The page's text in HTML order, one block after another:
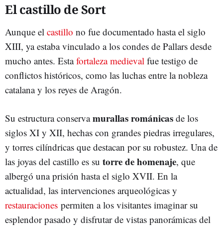
El castillo de Sort
Aunque el castillo no fue documentado hasta el siglo
XIII, ya estaba vinculado a los condes de Pallars desde
mucho antes. Estafortaleza medieval fue testigo de
conflictos históricos, como las luchas entre la nobleza
catalana y los reyes de Aragón.
Su estructura conservamurallas románicas de los
siglos XI y XII, hechas con grandes piedras irregulares,
y torres cilíndricas que destacan por su robustez. Una de
las joyas del castillo es su torre de homenaje, que
albergó una prisión hasta el siglo XVII. En la
actualidad, las intervenciones arqueológicas y
restauraciones permiten a los visitantes imaginar su
esplendor pasado y disfrutar de vistas panorámicas del